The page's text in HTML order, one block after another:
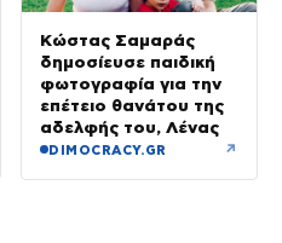
Κώστας Σαμαράς
δημοσίευσε παιδική
φωτογραφία για την
επέτειο θανάτου της
αδελφής του, Λένας
DIMOCRACY.GR ↗